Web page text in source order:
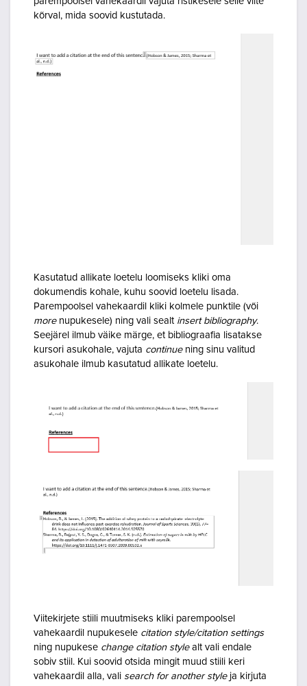
kõrval, mida soovid kustutada.
Kasutatud allikate loetelu loomiseks kliki oma
dokumendis kohale, kuhu soovid loetelu lisada.
Parempoolsel vahekaardil kliki kolmele punktile (või
morenupukesele) ning vali sealt insert bibliography.
Seejärel ilmub väike märge, et bibliograafia lisatakse
kursori asukohale, vajuta continuening sinu valitud
asukohale ilmub kasutatud allikate loetelu.
Viitekirjete stiili muutmiseks kliki parempoolsel
vahekaardil nupukesele citation style/citation settings
ning nupukese change citation style alt vali endale
sobiv stiil. Kui soovid otsida mingit muud stiili keri
vahekaardil alla, vali search for another styleja kirjuta